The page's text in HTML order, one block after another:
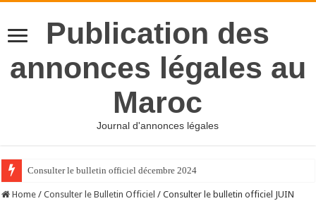
Publication des
annonces légales au
Maroc
Journal d'annonces légales
Consulter le bulletin officiel décembre 2024
Home / Consulter le Bulletin Officiel / Consulter le bulletin officiel JUIN